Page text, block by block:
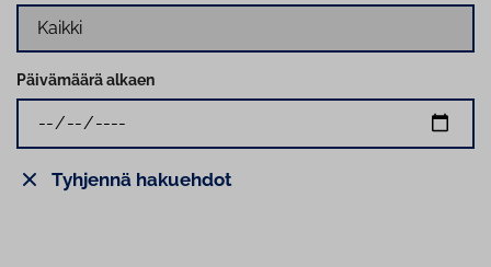
Päivämäärä alkaen
Tyhjennä hakuehdot